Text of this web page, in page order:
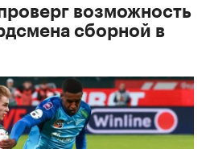
возможность
сборной в